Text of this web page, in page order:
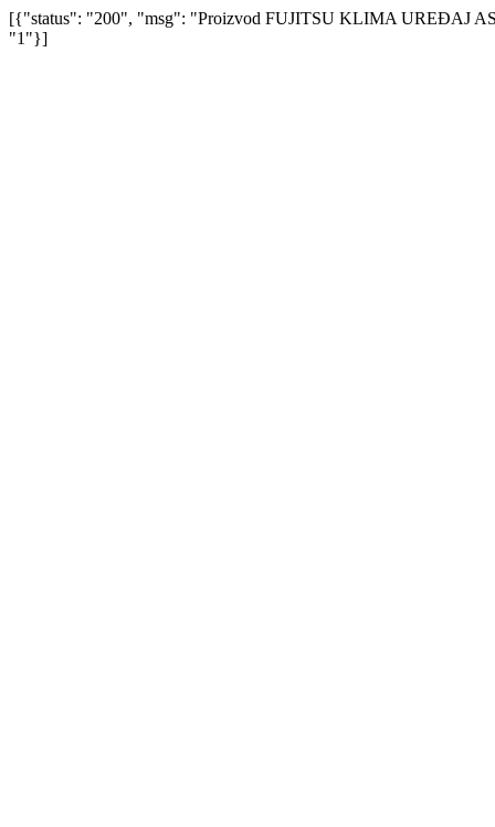
[{"status": "200", "msg": "Proizvod FUJITSU KLIMA UREĐAJ
"1"}]